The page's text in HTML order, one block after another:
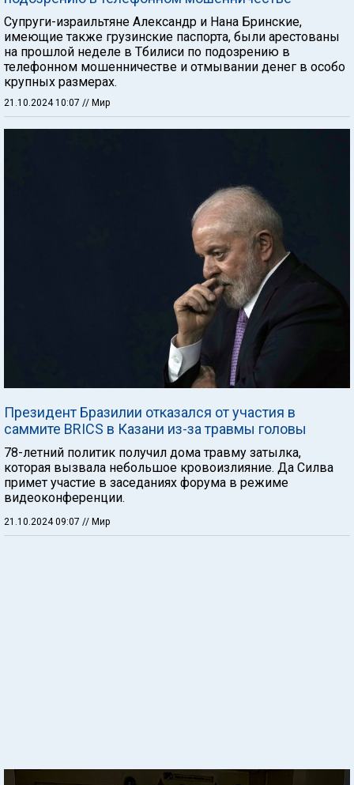
Супруги-израильтяне Александр и Нана Бринские,
имеющие также грузинские паспорта, были арестованы
на прошлой неделе в Тбилиси по подозрению в
телефонном мошенничестве и отмывании денег в особо
крупных размерах.
21.10.2024 10:07 // Мир
Президент Бразилии отказался от участия в
саммите BRICS в Казани из-за травмы головы
78-летний политик получил дома травму затылка,
которая вызвала небольшое кровоизлияние. Да Силва
примет участие в заседаниях форума в режиме
видеоконференции.
21.10.2024 09:07 // Мир